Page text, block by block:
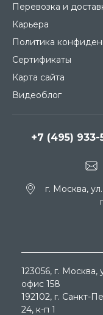
Перевозка и
Карьера
Политика
Сертификаты
Карта сайта
Видеоблог
+7 (495)
г. Москва,
123056, г. Москва,
офис 158
192102, г. Санкт-
24, к-п 1